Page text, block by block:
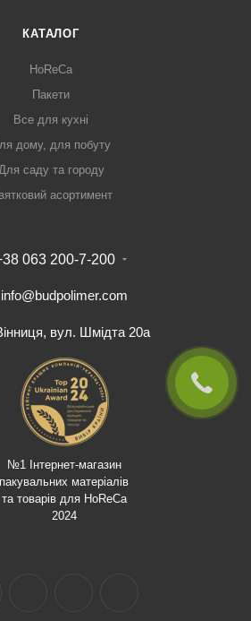
КАТАЛОГ
HoReCa
Пакети
Все для кухні
дому, для побуту
саду та городу
асортимент
063 200-7-200
info@budpolimer.com
вул. Шмідта 20а
№1 Інтернет-магазин
пакувальних матеріалів
та товарів для HoReCa
2024